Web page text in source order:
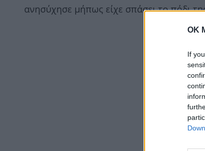
OK
If
ανησύχησε μήπως είχε σπάσει το πόδι